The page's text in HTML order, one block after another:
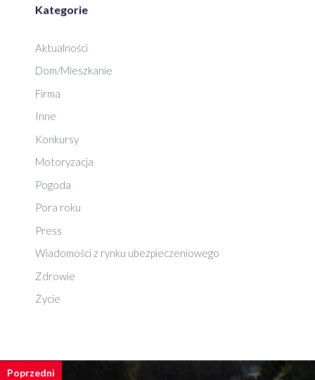
Kategorie
Aktualności
Dom/Mieszkanie
Firma
Inne
Konkursy
Motoryzacja
Pogoda
Pora roku
Press
Wiadomości z rynku ubezpieczeniowego
Zdrowie
Życie
Poprzedni